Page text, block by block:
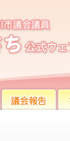
」の記事を掲